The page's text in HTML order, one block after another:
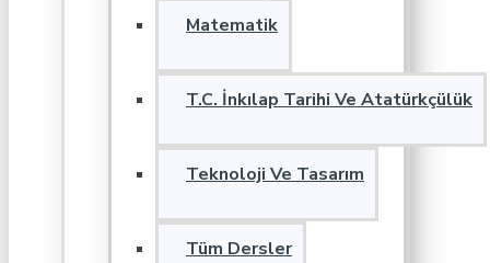
Matematik
T.C. İnkılap Tarihi Ve Atatürkçülük
Teknoloji Ve Tasarım
Tüm Dersler